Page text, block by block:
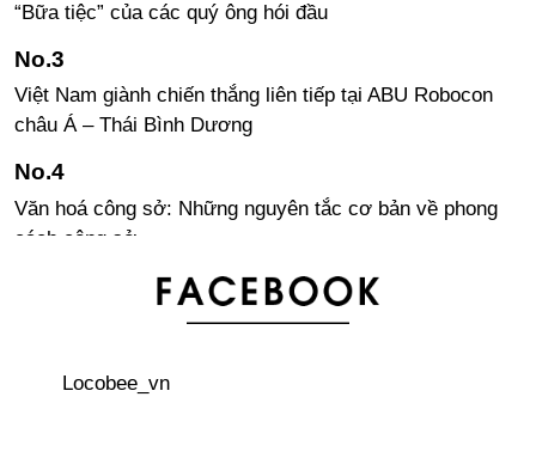
“Bữa tiệc” của các quý ông hói đầu
Việt Nam giành chiến thắng liên tiếp tại ABU Robocon
châu Á – Thái Bình Dương
Văn hoá công sở: Những nguyên tắc cơ bản về phong
cách công sở
Văn hoá công sở - Cách trả lời điện thoại
Locobee_vn